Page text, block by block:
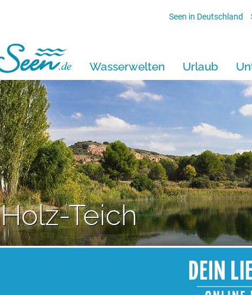
Seen in Deutschland
Wasserwelten Urlaub
Holz-Teich